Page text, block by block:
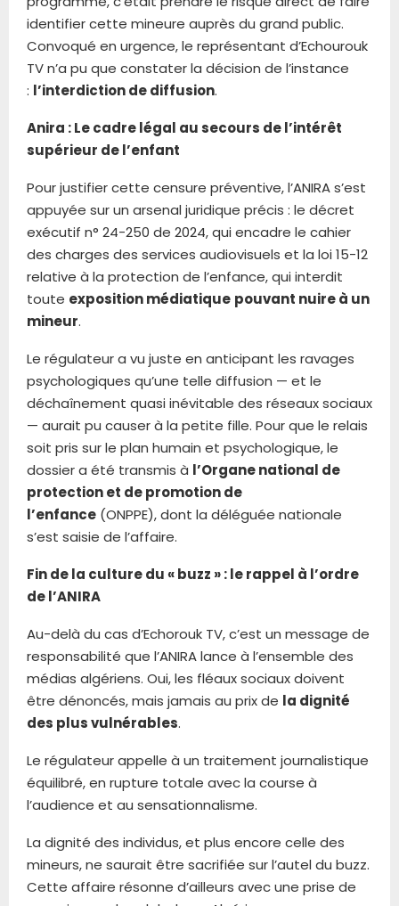
identifier cette mineure auprès du grand public.
Convoqué en urgence, le représentant d’Echourouk
TV n’a pu que constater la décision de l’instance
: l’interdiction de diffusion.
Anira : Le cadre légal au secours de l’intérêt
supérieur de l’enfant
Pour justifier cette censure préventive, l’ANIRA s’est
appuyée sur un arsenal juridique précis : le décret
exécutif n° 24-250 de 2024, qui encadre le cahier
des charges des services audiovisuels et la loi 15-12
relative à la protection de l’enfance, qui interdit
toute exposition médiatique pouvant nuire à un
mineur.
Le régulateur a vu juste en anticipant les ravages
psychologiques qu’une telle diffusion — et le
déchaînement quasi inévitable des réseaux sociaux
— aurait pu causer à la petite fille. Pour que le relais
soit pris sur le plan humain et psychologique, le
dossier a été transmis à l’Organe national de
protection et de promotion de
l’enfance (ONPPE), dont la déléguée nationale
s’est saisie de l’affaire.
Fin de la culture du « buzz » : le rappel à l’ordre
de l’ANIRA
Au-delà du cas d’Echorouk TV, c’est un message de
responsabilité que l’ANIRA lance à l’ensemble des
médias algériens. Oui, les fléaux sociaux doivent
être dénoncés, mais jamais au prix de la dignité
des plus vulnérables.
Le régulateur appelle à un traitement journalistique
équilibré, en rupture totale avec la course à
l’audience et au sensationnalisme.
La dignité des individus, et plus encore celle des
mineurs, ne saurait être sacrifiée sur l’autel du buzz.
Cette affaire résonne d’ailleurs avec une prise de